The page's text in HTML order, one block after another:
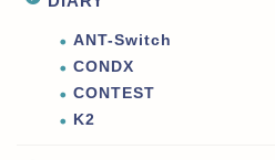
ANT-Switch
CONDX
CONTEST
K2